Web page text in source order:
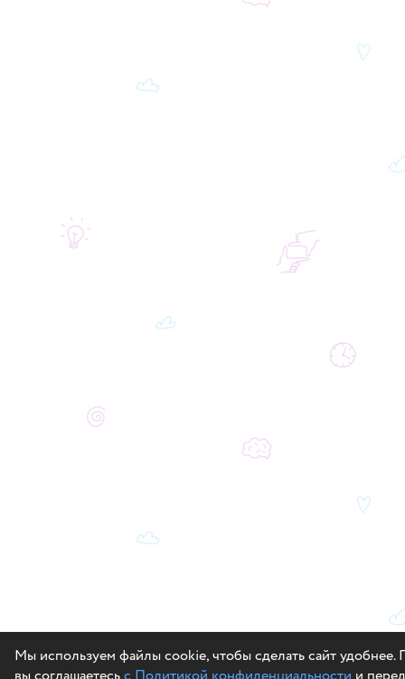
Мы используем файлы cookie, чтобы сделать сайт удобнее.